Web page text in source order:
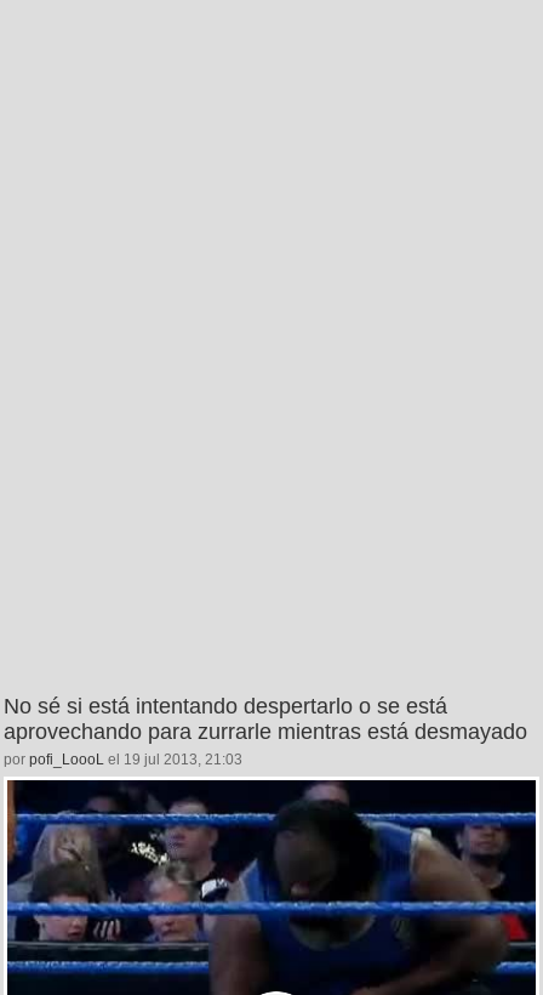
No sé si está intentando despertarlo o se está
aprovechando para zurrarle mientras está desmayado
por pofi_LoooL el 19 jul 2013, 21:03